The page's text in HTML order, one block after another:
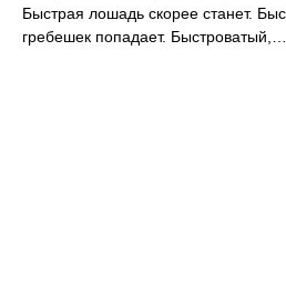
Быстрая лошадь скорее станет.
гребешек попадает.